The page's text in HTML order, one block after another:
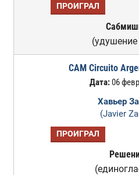
ПРОИГРАЛ
CAM Circuito
Дата:06
Хавьер
(Javier
ПРОИГРАЛ